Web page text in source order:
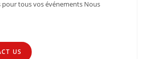
pour tous vos événements Nous
US